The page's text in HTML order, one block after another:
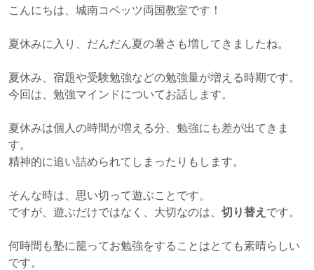
こんにちは、城南コベッツ両国教室です！
夏休みに入り、だんだん夏の暑さも増してきましたね。
夏休み、宿題や受験勉強などの勉強量が増える時期です。
今回は、勉強マインドについてお話します。
夏休みは個人の時間が増える分、勉強にも差が出てきま
す。
精神的に追い詰められてしまったりもします。
そんな時は、思い切って遊ぶことです。
ですが、遊ぶだけではなく、大切なのは、 切り替え です。
何時間も塾に籠ってお勉強をすることはとても素晴らしい
です。